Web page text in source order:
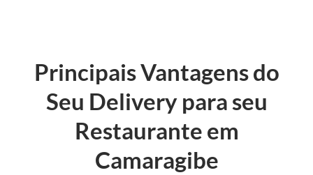
Principais Vantagens do
Seu Delivery para seu
Restaurante em
Camaragibe